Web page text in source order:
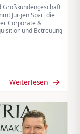
Großkundengeschäft
Jürgen Spari die
Corporate &
und Betreuung
Weiterlesen